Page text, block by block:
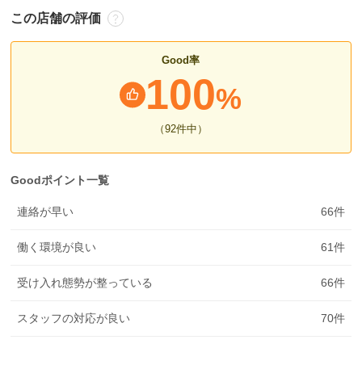
この店舗の評価
Good率
100%
（92件中 ）
Goodポイント一覧
連絡が早い 66件
働く環境が良い 61件
受け入れ態勢が整っている 66件
スタッフの対応が良い 70件